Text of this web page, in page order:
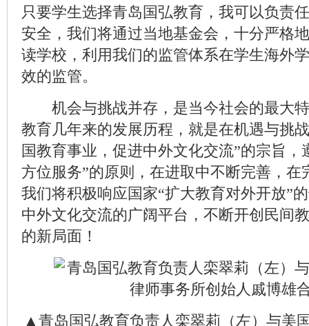
只要学生选择青岛国弘教育，我可以负责
安全，我们将通过当地基金会，十分严格
读学校，利用我们的监管体系在学生海外
效的监管。
机会与挑战并存，是当今社会的最大特
教育几年来的发展历程，就是在机遇与挑
国教育事业，促进中外文化交流”的宗旨，
方位服务”的原则，在进取中不断完善，在
我们将积极响应国家“扩大教育对外开放”
中外文化交流的广阔平台，不断开创民间
的新局面！
▲青岛国弘教育负责人栾翠莉（左）与美